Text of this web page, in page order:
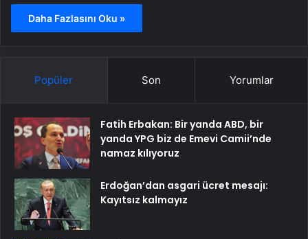
Daha Fazlasını Oku »
Popüler Son Yorumlar
Fatih Erbakan: Bir yanda ABD, bir
yanda YPG biz de Emevi Camii’nde
namaz kılıyoruz
Erdoğan’dan asgari ücret mesajı:
Kayıtsız kalmayız